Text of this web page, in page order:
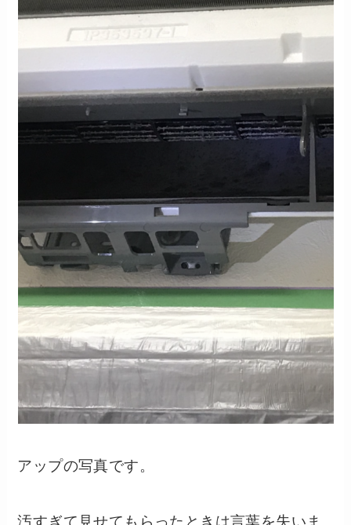
アップの写真です。
汚すぎて見せてもらったときは言葉を失いま